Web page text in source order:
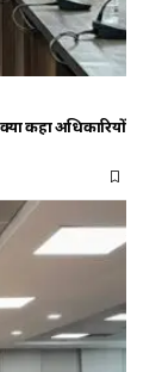
कहा अधिकारियों